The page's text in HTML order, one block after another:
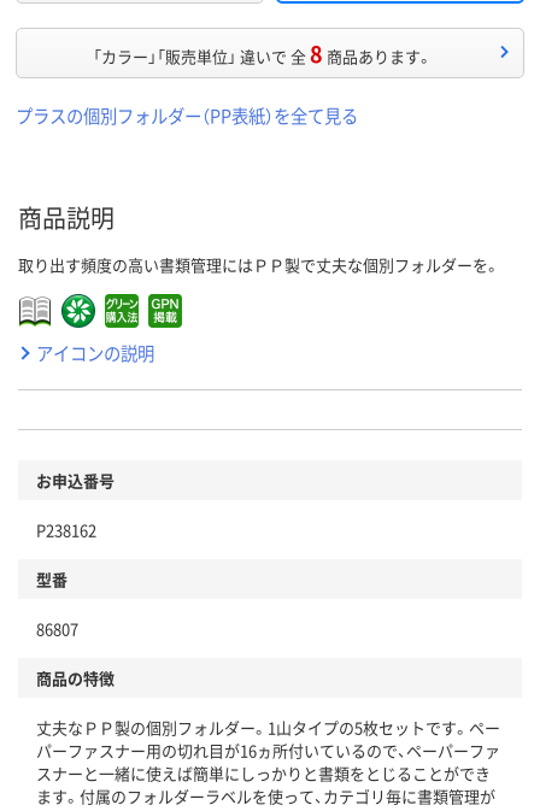
「カラー」「販売単位」 違いで 全8 商品あります。
プラスの個別フォルダー（PP表紙）を全て見る
商品説明
取り出す頻度の高い書類管理にはＰＰ製で丈夫な個別フォルダーを。
アイコンの説明
お申込番号
P238162
型番
86807
商品の特徴
丈夫なＰＰ製の個別フォルダー。1山タイプの5枚セットです。ペー
パーファスナー用の切れ目が16ヵ所付いているので、ペーパーファ
スナーと一緒に使えば簡単にしっかりと書類をとじることができ
ます。付属のフォルダーラベルを使って、カテゴリ毎に書類管理が